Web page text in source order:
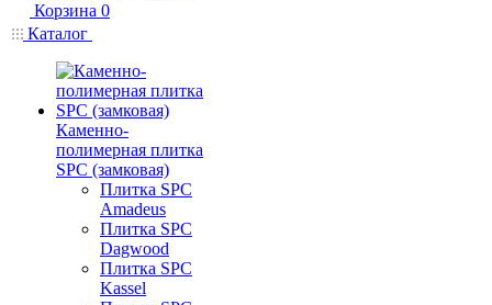
Корзина 0
Каталог
Каменно-
полимерная плитка
SPC (замковая)
Плитка SPC
Amadeus
Плитка SPC
Dagwood
Плитка SPC
Kassel